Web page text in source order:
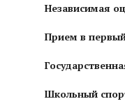
Независимая
Прием в
Школьный